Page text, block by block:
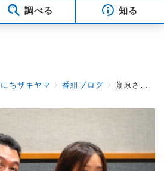
調べる 知る
ちザキヤマ 〉番組ブログ 〉藤原さくらさんからゲットした情報